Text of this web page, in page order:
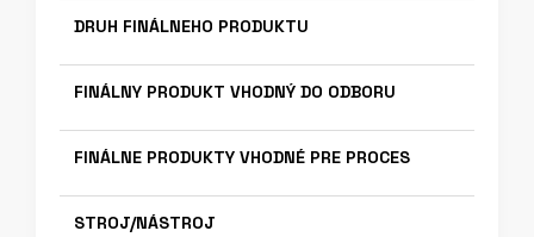
DRUH FINÁLNEHO PRODUKTU
FINÁLNY PRODUKT VHODNÝ DO ODBORU
FINÁLNE PRODUKTY VHODNÉ PRE PROCES
STROJ/NÁSTROJ